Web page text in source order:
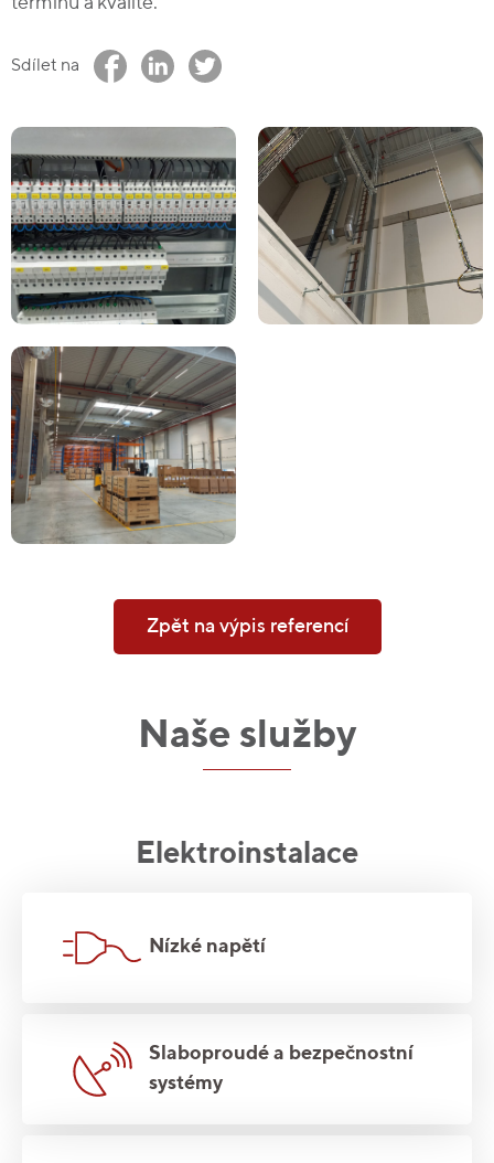
Sdílet na
Zpět na výpis referencí
Naše služby
Elektroinstalace
Nízké napětí
Slaboproudé a bezpečnostní
systémy